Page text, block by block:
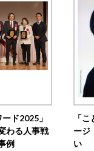
ド2025」
わる人事戦
例
「
ージ
い